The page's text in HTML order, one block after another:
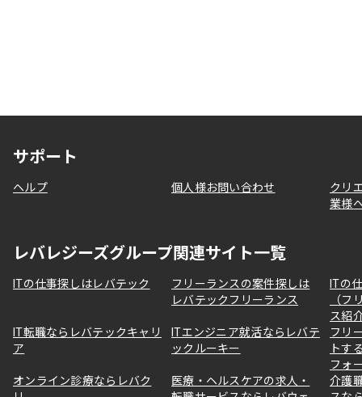
サポート
ヘルプ 個人様お問い合わせ
クリ
業様
レバレジーズグループ関連サイト一覧
ITの仕事探しはレバテック
フリーランスの案件探しは
レバテックフリーランス
ITの
（フ
ス紹
IT転職ならレバテックキャリ
ア
ITエンジニア就活ならレバテ
ックルーキー
フリ
トす
フォ
オンライン診療ならレバク
医療・ヘルスケアの求人・
介護